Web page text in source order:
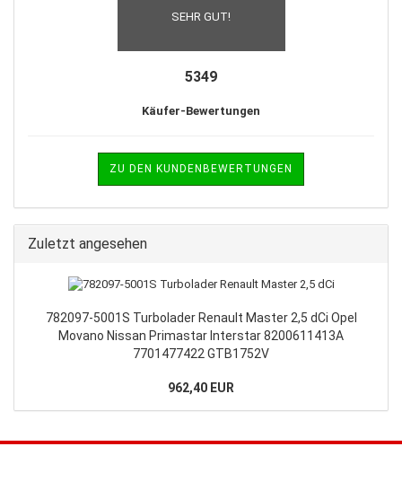
SEHR GUT!
5349
Käufer-Bewertungen
ZU DEN KUNDENBEWERTUNGEN
Zuletzt angesehen
782097-5001S Turbolader Renault Master 2,5 dCi Opel
Movano Nissan Primastar Interstar 8200611413A
7701477422 GTB1752V
962,40 EUR